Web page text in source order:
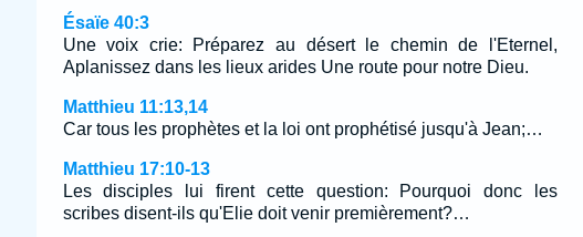
Ésaïe 40:3
Une voix crie: Préparez au désert le chemin de l'Eternel,
Aplanissez dans les lieux arides Une route pour notre Dieu.
Matthieu 11:13,14
Car tous les prophètes et la loi ont prophétisé jusqu'à Jean;…
Matthieu 17:10-13
Les disciples lui firent cette question: Pourquoi donc les
scribes disent-ils qu'Elie doit venir premièrement?…